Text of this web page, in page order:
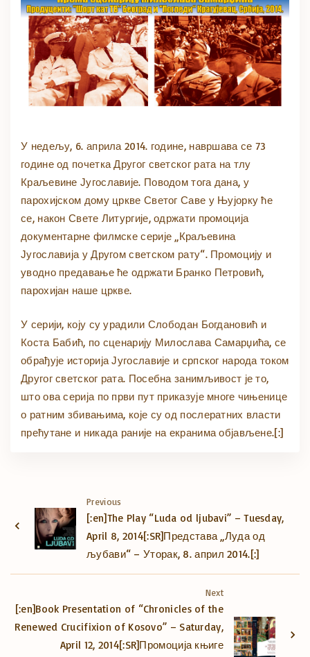
У недељу, 6. априла 2014. године, навршава се 73
године од почетка Другог светског рата на тлу
Краљевине Југославије. Поводом тога дана, у
парохијском дому цркве Светог Саве у Њујорку ће
се, након Свете Литургије, одржати промоција
документарне филмске серије „Краљевина
Југославија у Другом светском рату“. Промоцију и
уводно предавање ће одржати Бранко Петровић,
парохијан наше цркве.
У серији, коју су урадили Слободан Богдановић и
Коста Бабић, по сценарију Милослава Самарџића, се
обрађује историја Југославије и српског народа током
Другог светског рата. Посебна занимљивост је то,
што ова серија по први пут приказује многе чињенице
о ратним збивањима, које су од послератних власти
прећутане и никада раније на екранима објављене.[:]
Previous
[:en]The Play “Luda od ljubavi” – Tuesday,
April 8, 2014[:SR]Представа „Луда од
љубави“ – Уторак, 8. април 2014.[:]
Next
[:en]Book Presentation of “Chronicles of the
Renewed Crucifixion of Kosovo” – Saturday,
April 12, 2014[:SR]Промоција књиге